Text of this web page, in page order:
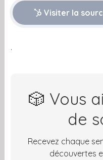
Visiter la
.
🎲 Vous
de
Recevez chaque
découvertes